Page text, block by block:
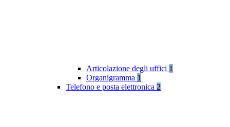
Articolazione degli uffici 1
Organigramma 1
Telefono e posta elettronica 2